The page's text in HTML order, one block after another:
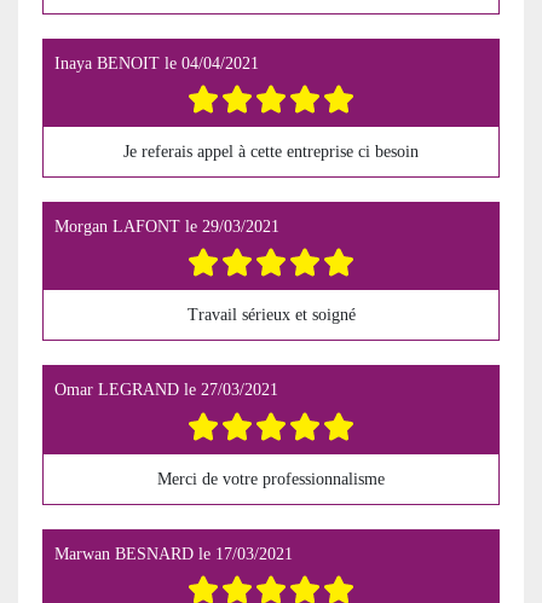
Inaya BENOIT le 04/04/2021
Je referais appel à cette entreprise ci besoin
Morgan LAFONT le 29/03/2021
Travail sérieux et soigné
Omar LEGRAND le 27/03/2021
Merci de votre professionnalisme
Marwan BESNARD le 17/03/2021